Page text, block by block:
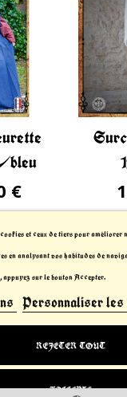
bleu
€
Le Chevalier
Reserved
et ceux de tiers pour améliorer
en analysant vos habitudes de
sur le bouton Accepter.
Personnaliser les
REJETER TOUT
J'ACCEPTE